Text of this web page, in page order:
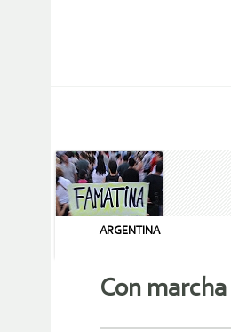
ARGENTINA
Con